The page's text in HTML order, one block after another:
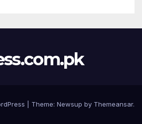
Theme: Newsup by Themeansar.